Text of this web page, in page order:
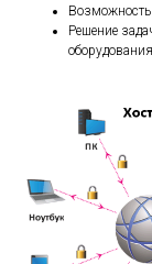
Возможность
Решение
оборудования